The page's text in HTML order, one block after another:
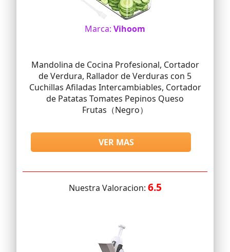
Marca: Vihoom
Mandolina de Cocina Profesional, Cortador
de Verdura, Rallador de Verduras con 5
Cuchillas Afiladas Intercambiables, Cortador
de Patatas Tomates Pepinos Queso
Frutas（Negro）
VER MAS
Nuestra Valoracion: 6.5